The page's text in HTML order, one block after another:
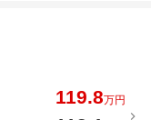
119.8万円